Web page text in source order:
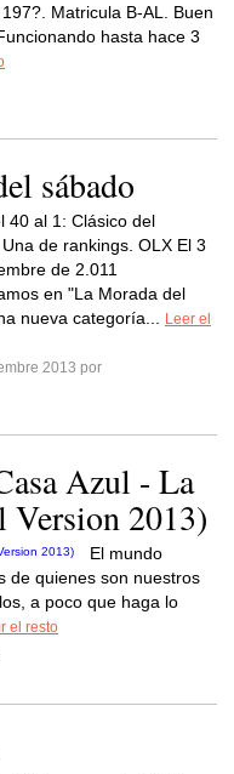
Matricula B-AL. Buen
hasta hace 3
sábado
40 al 1: Clásico del
de rankings. OLX El 3
de 2.011
en "La Morada del
nueva categoría...
Leer el
2013 por
Azul - La
Version 2013)
El mundo
de quienes son nuestros
a poco que haga lo
el resto